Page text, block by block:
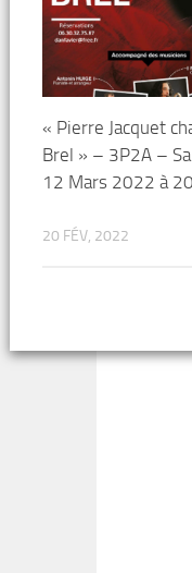
« Pierre Jacquet
Brel » – 3P2A –
12 Mars 2022 à
20 FÉV, 2022